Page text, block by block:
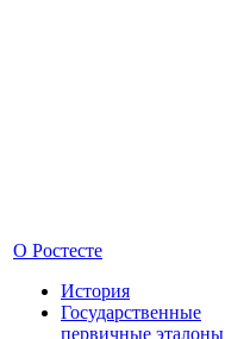
О Ростесте
История
Государственные
первичные эталоны